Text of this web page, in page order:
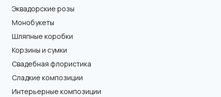
Эквадорские розы
Монобукеты
Шляпные коробки
Корзины и сумки
Свадебная флористика
Сладкие композиции
Интерьерные композиции